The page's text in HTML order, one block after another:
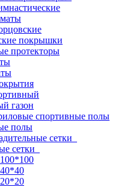
покрышки
протекторы
газон
спортивные полы
полы
сетки
сетки